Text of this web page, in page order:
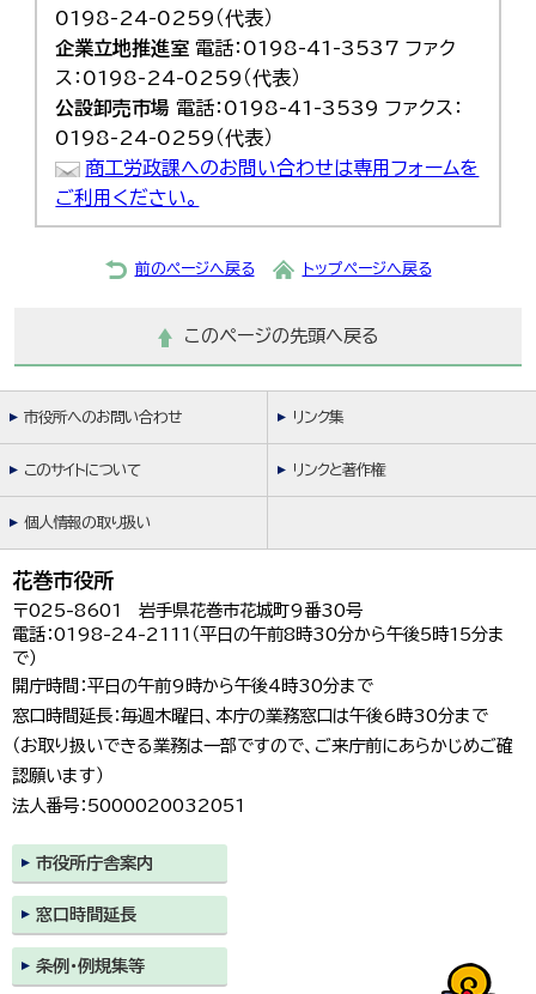
0198-24-0259（代表）
企業立地推進室 電話：0198-41-3537 ファク
ス：0198-24-0259（代表）
公設卸売市場 電話：0198-41-3539 ファクス：
0198-24-0259（代表）
商工労政課へのお問い合わせは専用フォームを
ご利用ください。
前のページへ戻る トップページへ戻る
このページの先頭へ戻る
市役所へのお問い合わせ リンク集
このサイトについて リンクと著作権
個人情報の取り扱い
花巻市役所
〒025-8601 岩手県花巻市花城町9番30号
電話：0198-24-2111（平日の午前8時30分から午後5時15分ま
で）
開庁時間：平日の午前9時から午後4時30分まで
窓口時間延長：毎週木曜日、本庁の業務窓口は午後6時30分まで
（お取り扱いできる業務は一部ですので、ご来庁前にあらかじめご確
認願います）
法人番号：5000020032051
市役所庁舎案内
窓口時間延長
条例・例規集等